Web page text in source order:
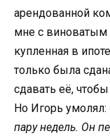
арендованной
мне с виноватым
купленная в
только была
сдавать её,
Но Игорь умолял:
пару недель. Он